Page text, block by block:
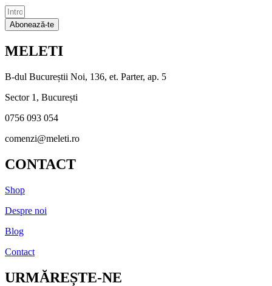
Abonează-te
MELETI
B-dul Bucureștii Noi, 136, et. Parter, ap. 5
Sector 1, București
0756 093 054
comenzi@meleti.ro
CONTACT
Shop
Despre noi
Blog
Contact
URMĂREȘTE-NE